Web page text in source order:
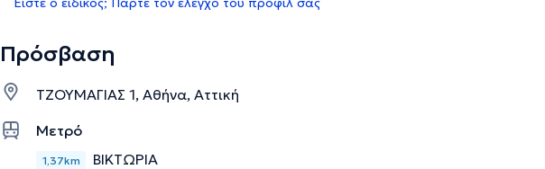
Πρόσβαση
ΤΖΟΥΜΑΓΙΑΣ 1, Αθήνα, Αττική
Μετρό
1,37km ΒΙΚΤΩΡΙΑ